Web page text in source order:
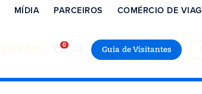
Guia de Visitantes
MÍDIA PARCEIROS COMÉRCIO DE